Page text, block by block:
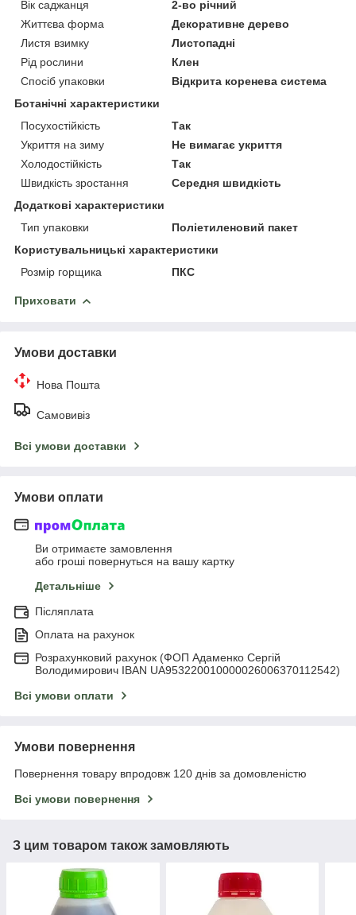
Вік саджанця
2-во річний
Життєва форма
Декоративне дерево
Листя взимку
Листопадні
Рід рослини
Клен
Спосіб упаковки
Відкрита коренева система
Ботанічні характеристики
Посухостійкість
Так
Укриття на зиму
Не вимагає укриття
Холодостійкість
Так
Швидкість зростання
Середня швидкість
Додаткові характеристики
Тип упаковки
Поліетиленовий пакет
Користувальницькі характеристики
Розмір горщика
ПКС
Приховати
Умови доставки
Нова Пошта
Самовивіз
Всі умови доставки
Умови оплати
Ви отримаєте замовлення
або гроші повернуться на вашу картку
Детальніше
Післяплата
Оплата на рахунок
Розрахунковий рахунок (ФОП Адаменко Сергій
Володимирович IBAN UA953220010000026006370112542)
Всі умови оплати
Умови повернення
Повернення товару впродовж 120 днів за домовленістю
Всі умови повернення
З цим товаром також замовляють